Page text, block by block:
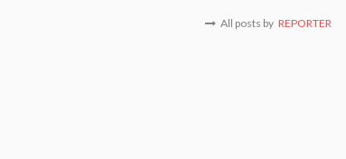
All posts by REPORTER